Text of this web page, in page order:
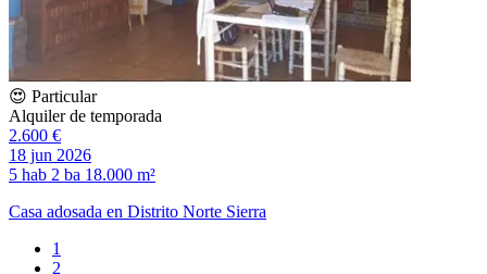
😍 Particular
Alquiler de temporada
2.600 €
18 jun 2026
5 hab 2 ba 18.000 m²
Casa adosada en Distrito Norte Sierra
1
2